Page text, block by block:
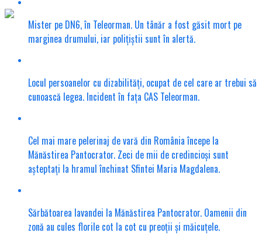
Mister pe DN6, în Teleorman. Un tânăr a fost găsit mort pe
marginea drumului, iar polițiștii sunt în alertă.
Locul persoanelor cu dizabilități, ocupat de cel care ar trebui să
cunoască legea. Incident în fața CAS Teleorman.
Cel mai mare pelerinaj de vară din România începe la
Mănăstirea Pantocrator. Zeci de mii de credincioși sunt
așteptați la hramul închinat Sfintei Maria Magdalena.
Sărbătoarea lavandei la Mănăstirea Pantocrator. Oamenii din
zonă au cules florile cot la cot cu preoții și măicuțele.